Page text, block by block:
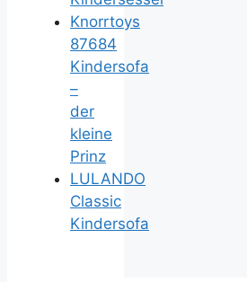
Knorrtoys
87684
Kindersofa
–
der
kleine
Prinz
LULANDO
Classic
Kindersofa